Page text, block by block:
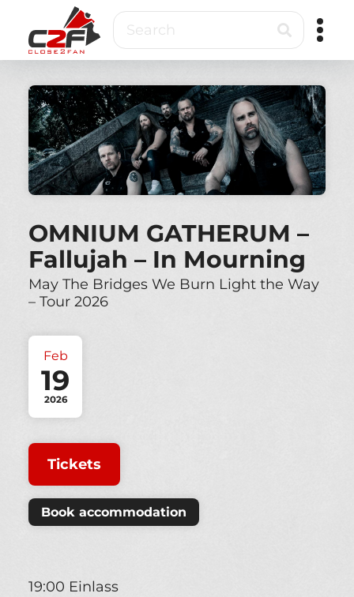
main
content
to
fan
&
VIP
ticketing
Search
OMNIUM GATHERUM –
Fallujah – In Mourning
May The Bridges We Burn Light the Way
– Tour 2026
Feb
19
2026
Tickets
Book accommodation
19:00 Einlass